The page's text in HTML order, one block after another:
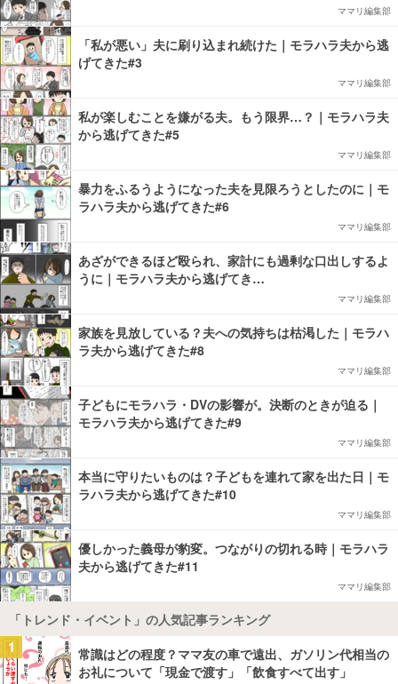
ママリ編集部
「私が悪い」夫に刷り込まれ続けた｜モラハラ夫から逃
げてきた#3
ママリ編集部
私が楽しむことを嫌がる夫。もう限界…？｜モラハラ夫
から逃げてきた#5
ママリ編集部
暴力をふるうようになった夫を見限ろうとしたのに｜モ
ラハラ夫から逃げてきた#6
ママリ編集部
あざができるほど殴られ、家計にも過剰な口出しするよ
うに｜モラハラ夫から逃げてき…
ママリ編集部
家族を見放している？夫への気持ちは枯渇した｜モラハ
ラ夫から逃げてきた#8
ママリ編集部
子どもにモラハラ・DVの影響が。決断のときが迫る｜
モラハラ夫から逃げてきた#9
ママリ編集部
本当に守りたいものは？子どもを連れて家を出た日｜モ
ラハラ夫から逃げてきた#10
ママリ編集部
優しかった義母が豹変。つながりの切れる時｜モラハラ
夫から逃げてきた#11
ママリ編集部
「トレンド・イベント」の人気記事ランキング
1
常識はどの程度？ママ友の車で遠出、ガソリン代相当の
お礼について「現金で渡す」「飲食すべて出す」